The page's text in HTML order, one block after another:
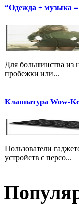
“Одежда + музыка =
Для большинства из
пробежки или...
Клавиатура Wow-
Пользователи
устройств с персо...